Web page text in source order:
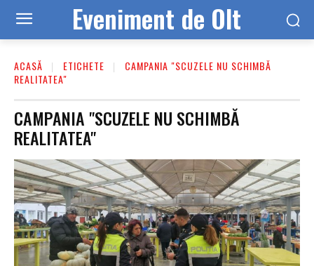
Eveniment de Olt
ACASĂ ETICHETE
CAMPANIA "SCUZELE NU SCHIMBĂ
REALITATEA"
CAMPANIA "SCUZELE NU SCHIMBĂ
REALITATEA"